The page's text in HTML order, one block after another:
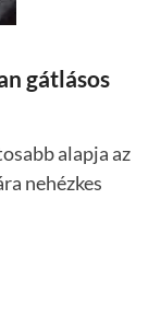
gátlásos
alapja az
nehézkes